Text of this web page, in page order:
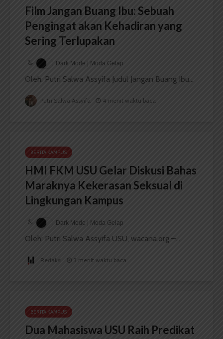
Film Jangan Buang Ibu: Sebuah
Pengingat akan Kehadiran yang
Sering Terlupakan
Dark Mode | Moda Gelap
Oleh: Putri Salwa Assyifa Judul Jangan Buang Ibu...
Putri Salwa Assyifa 4 menit waktu baca
BERITA KAMPUS
HMI FKM USU Gelar Diskusi Bahas
Maraknya Kekerasan Seksual di
Lingkungan Kampus
Dark Mode | Moda Gelap
Oleh: Putri Salwa Assyifa USU, wacana.org –...
Redaksi 3 menit waktu baca
BERITA KAMPUS
Dua Mahasiswa USU Raih Predikat